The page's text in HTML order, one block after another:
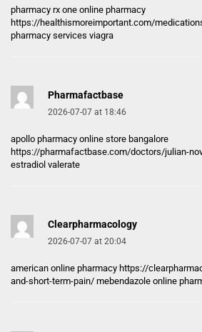
pharmacy rx one online pharmacy
https://healthismoreimportant.com/
pharmacy services viagra
Pharmafactbase
2026-07-07 at 18:46
apollo pharmacy online store bangalore
https://pharmafactbase.com/doctors/julian-
estradiol valerate
Clearpharmacology
2026-07-07 at 20:04
american online pharmacy https://
and-short-term-pain/ mebendazole online